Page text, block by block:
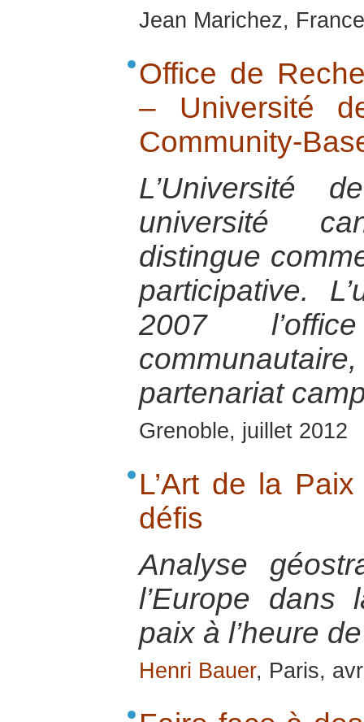
Jean Marichez,
Office de
– Université
Community-
L’Université
université
distingue
participative.
2007
partenariat
Grenoble, juillet 2012
L’Art de la
défis
Analyse
l’Europe dans
paix à l’heure
Henri Bauer, Paris,